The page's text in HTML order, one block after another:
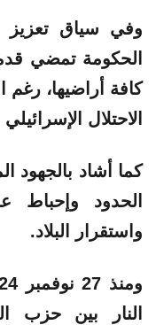
وفي سياق تعزيز
الحكومة تمضي
كافة أراضيها، رغم
الاحتلال
كما أشاد بالجهود
الحدود وإحباط
واستقرار البلاد.
النار بين حزب